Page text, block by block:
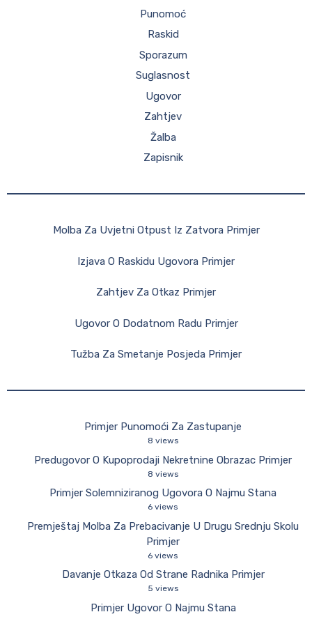
Punomoć
Raskid
Sporazum
Suglasnost
Ugovor
Zahtjev
Žalba
Zapisnik
Molba Za Uvjetni Otpust Iz Zatvora Primjer
Izjava O Raskidu Ugovora Primjer
Zahtjev Za Otkaz Primjer
Ugovor O Dodatnom Radu Primjer
Tužba Za Smetanje Posjeda Primjer
Primjer Punomoći Za Zastupanje
8 views
Predugovor O Kupoprodaji Nekretnine Obrazac Primjer
8 views
Primjer Solemniziranog Ugovora O Najmu Stana
6 views
Premještaj Molba Za Prebacivanje U Drugu Srednju Skolu
Primjer
6 views
Davanje Otkaza Od Strane Radnika Primjer
5 views
Primjer Ugovor O Najmu Stana